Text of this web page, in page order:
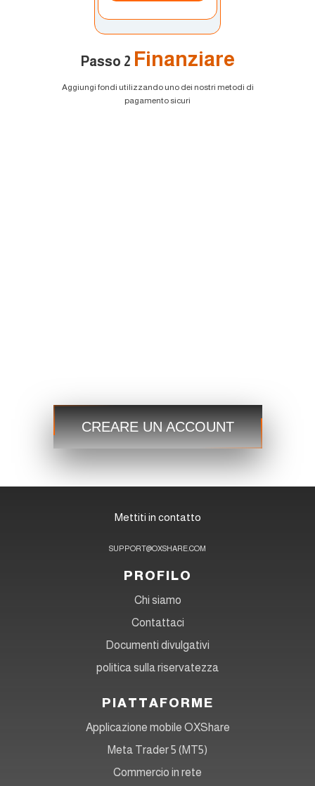
Passo 2 Finanziare
Aggiungi fondi utilizzando uno dei nostri metodi di
pagamento sicuri
CREARE UN ACCOUNT
Mettiti in contatto
SUPPORT@OXSHARE.COM
PROFILO
Chi siamo
Contattaci
Documenti divulgativi
politica sulla riservatezza
PIATTAFORME
Applicazione mobile OXShare
Meta Trader 5 (MT5)
Commercio in rete